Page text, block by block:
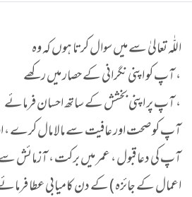
اللّٰہ تعالیٰ سے میں سوال کرتا ہوں کہ وہ
آپ کو اپنی نگرانی کے حصار میں رکھے ،
آپ پر اپنی بخشش کے ساتھ احسان فرمائے ،
آپ کو صحت اور عافیت سے مالا مال کرے ،
آپ کی دعا قبول ، عمر میں برکت ، آزمائش
اعمال کے جائزہ ) کے دن کامیابی عطا